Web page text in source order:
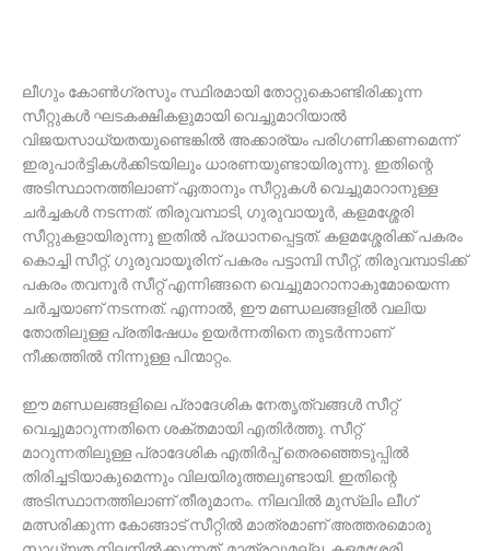
ലീഗും കോണ്‍ഗ്രസും സ്ഥിരമായി തോറ്റുകൊണ്ടിരിക്കുന്ന
സീറ്റുകള്‍ ഘടകക്ഷികളുമായി വെച്ചുമാറിയാല്‍
വിജയസാധ്യതയുണ്ടെങ്കില്‍ അക്കാര്യം പരിഗണിക്കണമെന്ന്
ഇരുപാര്‍ട്ടികള്‍ക്കിടയിലും ധാരണയുണ്ടായിരുന്നു. ഇതിന്റെ
അടിസ്ഥാനത്തിലാണ് ഏതാനും സീറ്റുകള്‍ വെച്ചുമാറാനുള്ള
ചര്‍ച്ചകള്‍ നടന്നത്. തിരുവമ്പാടി, ഗുരുവായൂര്‍, കളമശ്ശേരി
സീറ്റുകളായിരുന്നു ഇതില്‍ പ്രധാനപ്പെട്ടത്. കളമശ്ശേരിക്ക് പകരം
കൊച്ചി സീറ്റ്, ഗുരുവായൂരിന് പകരം പട്ടാമ്പി സീറ്റ്, തിരുവമ്പാടിക്ക്
പകരം തവനൂര്‍ സീറ്റ് എന്നിങ്ങനെ വെച്ചുമാറാനാകുമോയെന്ന
ചര്‍ച്ചയാണ് നടന്നത്. എന്നാല്‍, ഈ മണ്ഡലങ്ങളില്‍ വലിയ
തോതിലുള്ള പ്രതിഷേധം ഉയര്‍ന്നതിനെ തുടര്‍ന്നാണ്
നീക്കത്തില്‍ നിന്നുള്ള പിന്മാറ്റം.
ഈ മണ്ഡലങ്ങളിലെ പ്രാദേശിക നേതൃത്വങ്ങള്‍ സീറ്റ്
വെച്ചുമാറുന്നതിനെ ശക്തമായി എതിര്‍ത്തു. സീറ്റ്
മാറുന്നതിലുള്ള പ്രാദേശിക എതിര്‍പ്പ് തെരഞ്ഞെടുപ്പില്‍
തിരിച്ചടിയാകുമെന്നും വിലയിരുത്തലുണ്ടായി. ഇതിന്റെ
അടിസ്ഥാനത്തിലാണ് തീരുമാനം. നിലവില്‍ മുസ്‌ലിം ലീഗ്
മത്സരിക്കുന്ന കോങ്ങാട് സീറ്റില്‍ മാത്രമാണ് അത്തരമൊരു